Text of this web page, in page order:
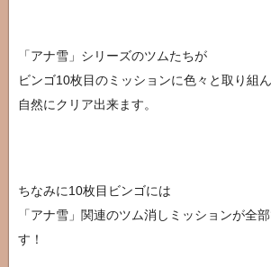
「アナ雪」シリーズのツムたちが
ビンゴ10枚目のミッションに色々と取り組
自然にクリア出来ます。
ちなみに10枚目ビンゴには
「アナ雪」関連のツム消しミッションが全
す！